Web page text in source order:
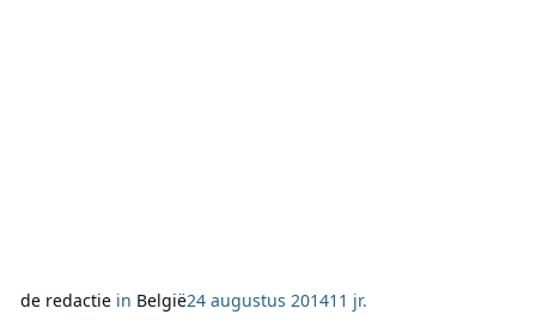
de redactiein België24 augustus 201411 jr.